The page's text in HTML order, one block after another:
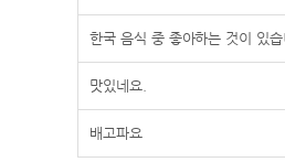
한국 음식 중 좋아하는 것이 있
맛있네요.
배고파요